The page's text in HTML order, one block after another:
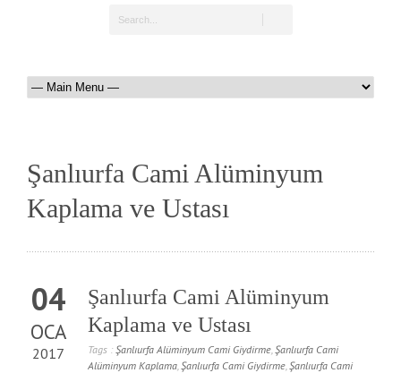
Şanlıurfa Cami Alüminyum
Kaplama ve Ustası
04
OCA
2017
Şanlıurfa Cami Alüminyum
Kaplama ve Ustası
Tags : Şanlıurfa Alüminyum Cami Giydirme Şanlıurfa Cami
Alüminyum Kaplama Şanlıurfa Cami Giydirme Şanlıurfa Cami